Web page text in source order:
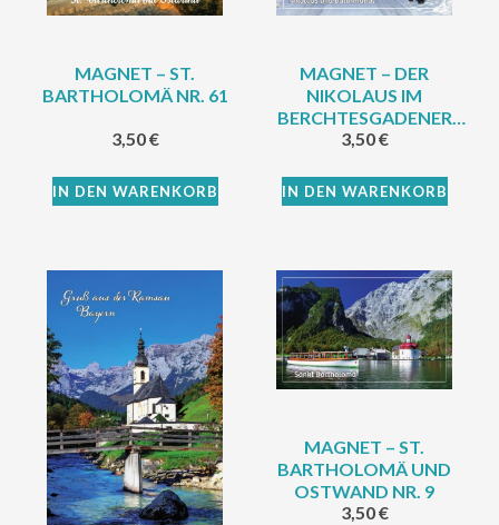
MAGNET – ST.
BARTHOLOMÄ NR. 61
3,50€
IN DEN WARENKORB
MAGNET – DER
NIKOLAUS IM
BERCHTESGADENER
LAND NR. 18
3,50€
IN DEN WARENKORB
MAGNET – ST.
BARTHOLOMÄ UND
OSTWAND NR. 9
3,50€